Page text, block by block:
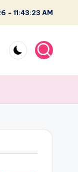
- 11:43:24 AM